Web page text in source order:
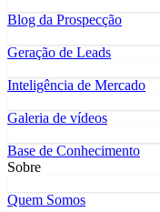
Blog da Prospecção
Geração de Leads
Inteligência de Mercado
Galeria de vídeos
Base de Conhecimento
Sobre
Quem Somos